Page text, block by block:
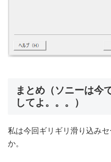
まとめ（ソニーは今
してよ。。。）
私は今回ギリギリ滑り込み
か。